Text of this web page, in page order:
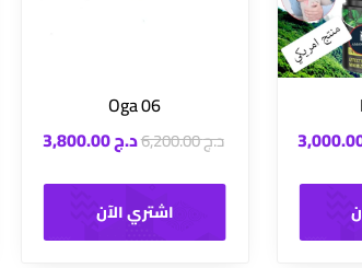
Oga 06
د.ج3,800.00 د.ج6,200.00
اشتري الآن